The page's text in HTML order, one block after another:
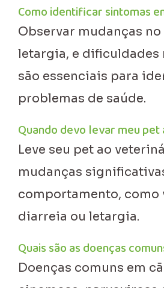
Como identificar sintomas
Observar mudanças
letargia, e
são essenciais para
problemas de saúde.
Quando devo levar meu
Leve seu pet ao
mudanças
comportamento, como
diarreia ou letargia.
Quais são as doenças
Doenças comuns em